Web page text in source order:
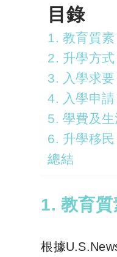
目錄
1. 教育質素
2. 升學方式
3. 入學求要
4. 入學申請
5. 學費及
6. 升學移民
總結
1. 教育質
根據